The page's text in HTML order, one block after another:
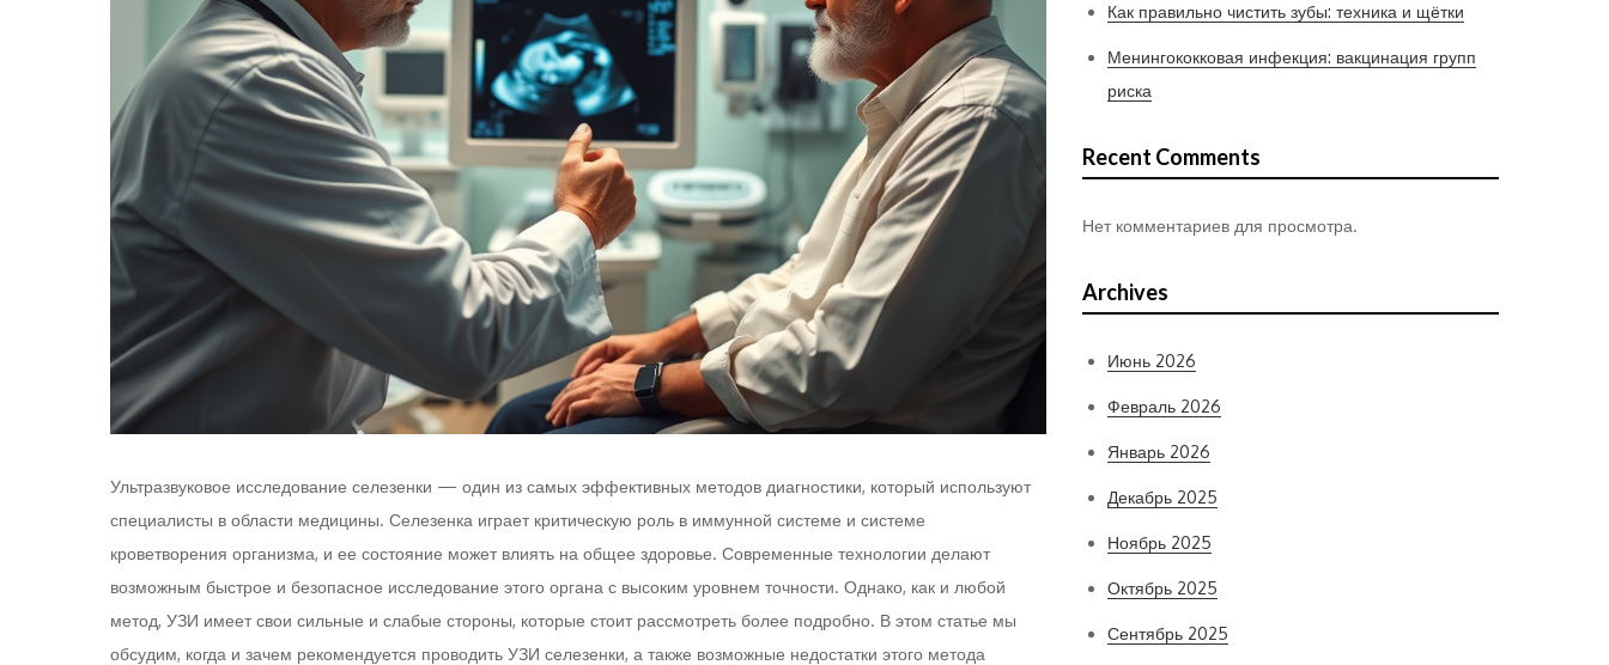
Ультразвуковое исследование селезенки — один из самых эффективных методов диагностики, который используют
специалисты в области медицины. Селезенка играет критическую роль в иммунной системе и системе
кроветворения организма, и ее состояние может влиять на общее здоровье. Современные технологии делают
возможным быстрое и безопасное исследование этого органа с высоким уровнем точности. Однако, как и любой
метод, УЗИ имеет свои сильные и слабые стороны, которые стоит рассмотреть более подробно. В этом статье мы
обсудим, когда и зачем рекомендуется проводить УЗИ селезенки, а также возможные недостатки этого метода
Как правильно чистить зубы: техника и щётки
Менингококковая инфекция: вакцинация групп
риска
Recent Comments
Нет комментариев для просмотра.
Archives
Июнь 2026
Февраль 2026
Январь 2026
Декабрь 2025
Ноябрь 2025
Октябрь 2025
Сентябрь 2025